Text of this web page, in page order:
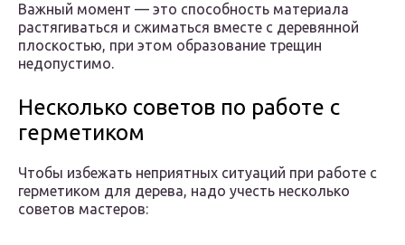
Важный момент — это способность материала
растягиваться и сжиматься вместе с деревянной
плоскостью, при этом образование трещин
недопустимо.
Несколько советов по работе с
герметиком
Чтобы избежать неприятных ситуаций при работе с
герметиком для дерева, надо учесть несколько
советов мастеров: